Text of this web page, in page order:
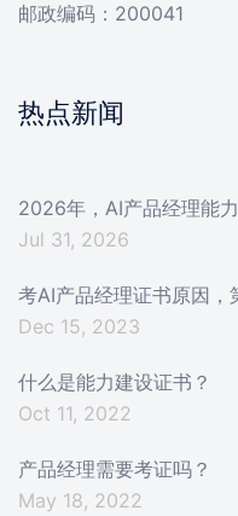
邮政编码：200041
热点新闻
2026年，AI产品经理能
Jul 31, 2026
考AI产品经理证书原因，
Dec 15, 2023
什么是能力建设证书？
Oct 11, 2022
产品经理需要考证吗？
May 18, 2022